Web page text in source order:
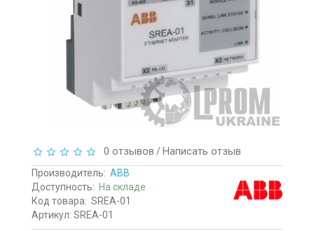
0 отзывов / Написать отзыв
Производитель: ABB
Доступность: На складе
Код товара: SREA-01
Артикул: SREA-01